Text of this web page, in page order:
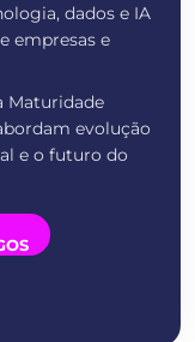
dados e IA
empresas e
Maturidade
evolução
e o futuro do